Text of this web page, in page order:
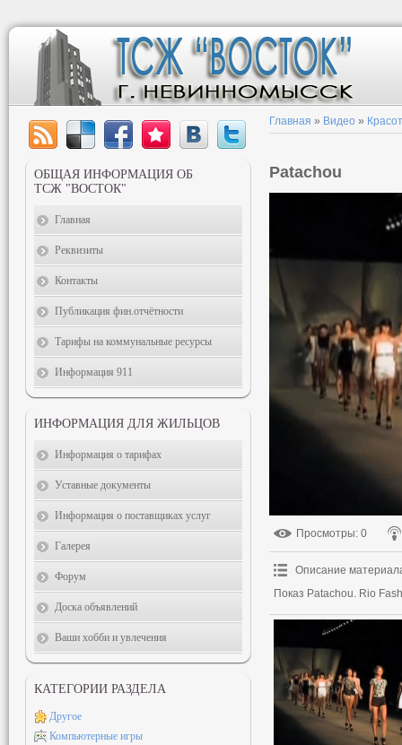
Главная » Видео »
Patachou
Просмотры: 0
Описание
Показ Patachou. Rio
ОБЩАЯ ИНФОРМАЦИЯ ОБ
ТСЖ "ВОСТОК"
Главная
Реквизиты
Контакты
Публикация фин.отчётности
Тарифы на коммунальные ресурсы
Информация 911
ИНФОРМАЦИЯ ДЛЯ ЖИЛЬЦОВ
Информация о тарифах
Уставные документы
Информация о поставщиках услуг
Галерея
Форум
Доска объявлений
Ваши хобби и увлечения
КАТЕГОРИИ РАЗДЕЛА
Другое
Компьютерные игры